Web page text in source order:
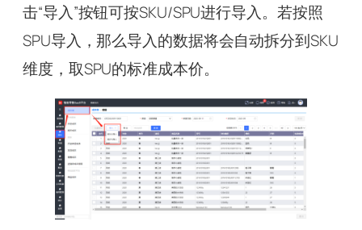
击“导入”按钮可按SKU/SPU进行导入。若按照
SPU导入，那么导入的数据将会自动拆分到SKU
维度，取SPU的标准成本价。